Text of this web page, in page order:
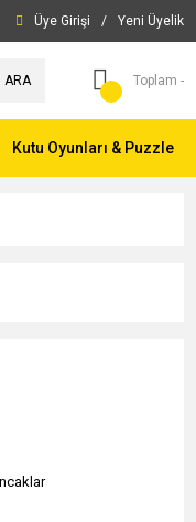
Üye Girişi / Yeni Üyelik
ARA Toplam -
Kutu Oyunları & Puzzle